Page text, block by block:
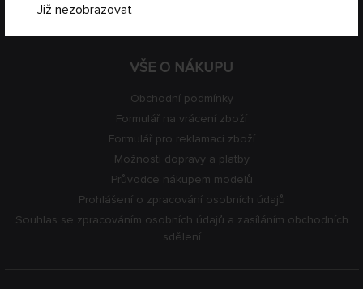
Již nezobrazovat
VŠE O NÁKUPU
Obchodní podmínky
Formulář na vrácení zboží
Formulář pro reklamaci zboží
Možnosti dopravy a platby
Průvodce nákupem modelů
Prohlášení o zpracování osobních údajů
Souhlas se zpracováním osobních údajů a zasíláním obchodních
sdělení